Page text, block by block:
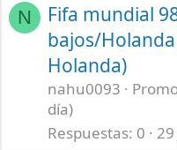
N
Fifa mundial
bajos/
Holanda)
nahu0093
día)
Respuestas 0